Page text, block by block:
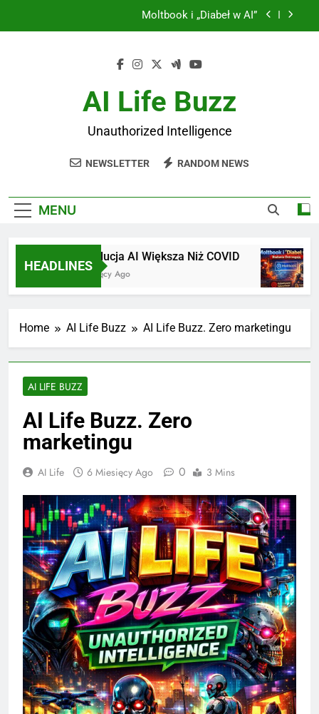
World Models: Rewolucja Yanna LeCuna
Moltbook i „Diabeł w AI”
World Models: Rewolucja Yanna LeCuna
JEPA: Joint Embedding Predictive Architecture
AI Life Buzz
Unauthorized Intelligence
NEWSLETTER RANDOM NEWS
MENU
HEADLINES
Rewolucja AI Większa Niż COVID
6 Miesięcy Ago 6
Home AI Life Buzz AI Life Buzz. Zero marketingu
AI LIFE BUZZ
AI Life Buzz. Zero
marketingu
AI Life 6 Miesięcy Ago 0 3 Mins